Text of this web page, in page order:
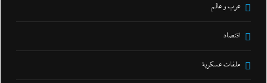
عرب و عالم
اقتصاد
ملفات عسكرية